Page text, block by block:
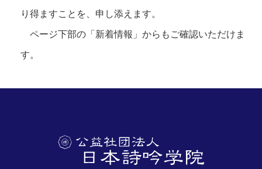
り得ますことを、申し添えます。
ページ下部の「新着情報」からもご確認いただけま
す。